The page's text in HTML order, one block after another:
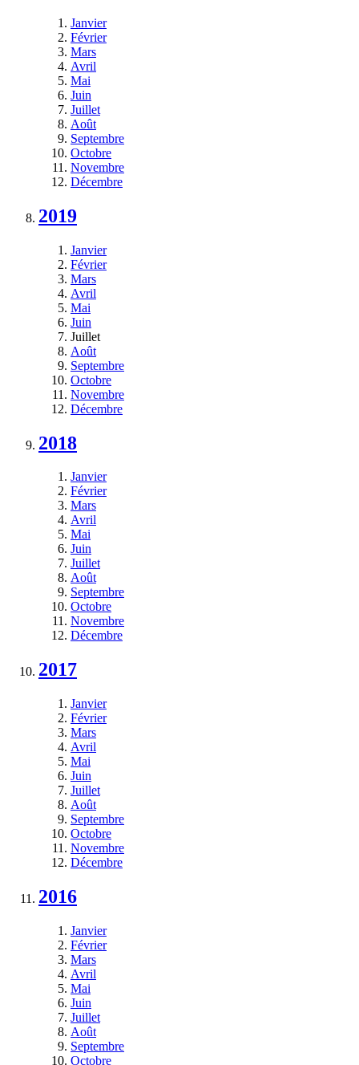
Janvier
Février
Mars
Avril
Mai
Juin
Juillet
Août
Septembre
Octobre
Novembre
Décembre
2019
Janvier
Février
Mars
Avril
Mai
Juin
Juillet
Août
Septembre
Octobre
Novembre
Décembre
2018
Janvier
Février
Mars
Avril
Mai
Juin
Juillet
Août
Septembre
Octobre
Novembre
Décembre
2017
Janvier
Février
Mars
Avril
Mai
Juin
Juillet
Août
Septembre
Octobre
Novembre
Décembre
2016
Janvier
Février
Mars
Avril
Mai
Juin
Juillet
Août
Septembre
Octobre